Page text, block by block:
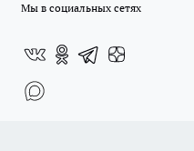
Мы в социальных сетях